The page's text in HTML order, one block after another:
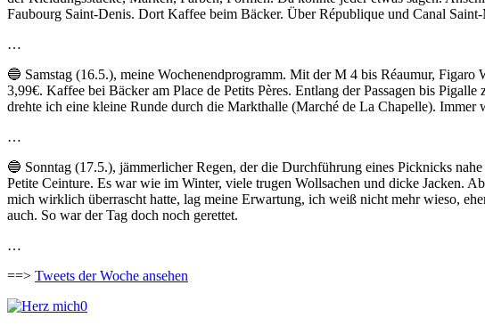
Faubourg Saint-Denis. Dort Kaffee beim Bäcker. Über République und Canal
…
🔵 Samstag (16.5.), meine Wochenendprogramm. Mit der M 4 bis Réaumur,
3,99€. Kaffee bei Bäcker am Place de Petits Pères. Entlang der Passagen bis
drehte ich eine kleine Runde durch die Markthalle (Marché de La Chapelle). Immer
…
🔵 Sonntag (17.5.), jämmerlicher Regen, der die Durchführung eines Picknicks
Petite Ceinture. Es war wie im Winter, viele trugen Wollsachen und dicke Jacken.
mich wirklich überrascht hatte, lag meine Erwartung, ich weiß nicht mehr wieso,
auch. So war der Tag doch noch gerettet.
…
==> Tweets der Woche ansehen
0